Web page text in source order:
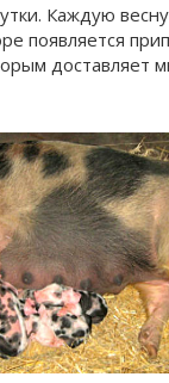
Каждую
появляется
доставляет